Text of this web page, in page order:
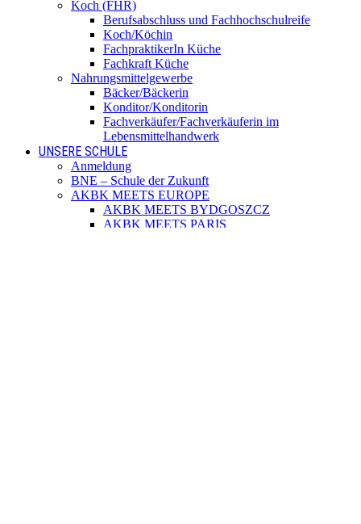
Koch (FHR)
Berufsabschluss und Fachhochschulreife
Koch/Köchin
FachpraktikerIn Küche
Fachkraft Küche
Nahrungsmittelgewerbe
Bäcker/Bäckerin
Konditor/Konditorin
Fachverkäufer/Fachverkäuferin im
Lebensmittelhandwerk
UNSERE SCHULE
Anmeldung
BNE – Schule der Zukunft
AKBK MEETS EUROPE
AKBK MEETS BYDGOSZCZ
AKBK MEETS PARIS